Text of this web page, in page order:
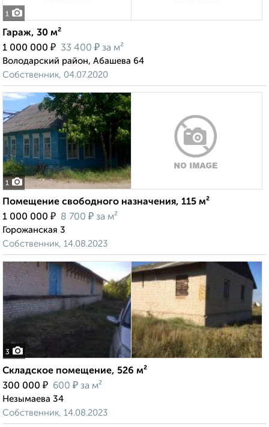
1
Гараж, 30 м²
1 000 000 ₽ 33 400 ₽ за м²
Володарский район, Абашева 64
Собственник, 04.07.2020
1
Помещение свободного назначения, 115 м²
1 000 000 ₽ 8 700 ₽ за м²
Горожанская 3
Собственник, 14.08.2023
3
Складское помещение, 526 м²
300 000 ₽ 600 ₽ за м²
Незымаева 34
Собственник, 14.08.2023